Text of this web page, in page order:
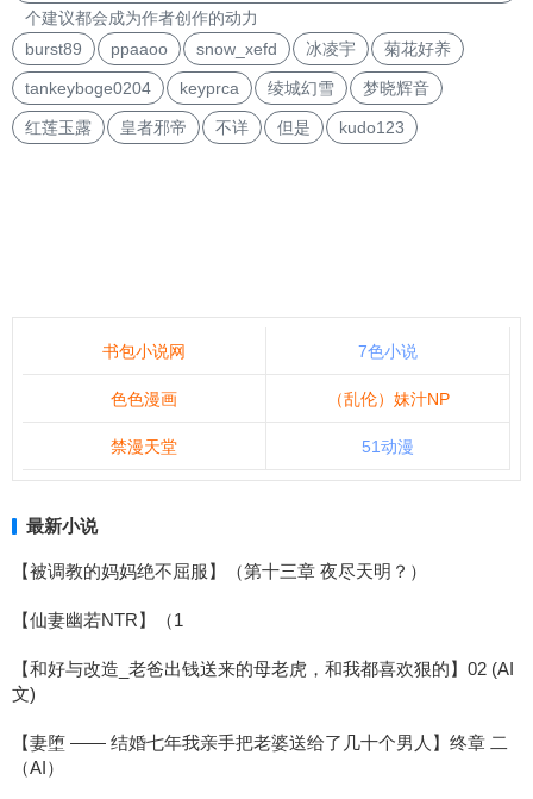
个建议都会成为作者创作的动力
burst89
ppaaoo snow_xefd 冰凌宇 菊花好养
tankeyboge0204 keyprca 绫城幻雪 梦晓辉音
红莲玉露 皇者邪帝 不详 但是 kudo123
书包小说网 7色小说
色色漫画 （乱伦）妹汁NP
禁漫天堂 51动漫
最新小说
【被调教的妈妈绝不屈服】（第十三章 夜尽天明？）
【仙妻幽若NTR】（1
【和好与改造_老爸出钱送来的母老虎，和我都喜欢狠的】02 (AI
文)
【妻堕 —— 结婚七年我亲手把老婆送给了几十个男人】终章 二
（AI）